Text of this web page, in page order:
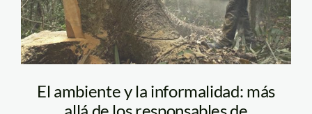
El ambiente y la informalidad: más